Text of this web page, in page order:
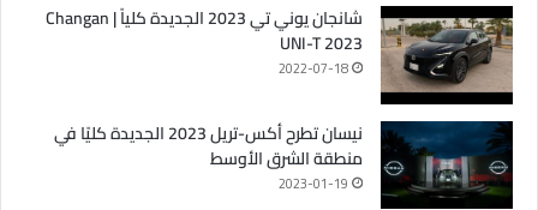
شانجان يوني تي 2023 الجديدة كلياً | Changan
UNI-T 2023
2022-07-18
نيسان تطرح أكس-تريل 2023 الجديدة كليًا في
منطقة الشرق الأوسط
2023-01-19